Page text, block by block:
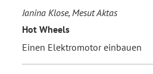
Janina Klose, Mesut Aktas
Hot Wheels
Einen Elektromotor einbauen